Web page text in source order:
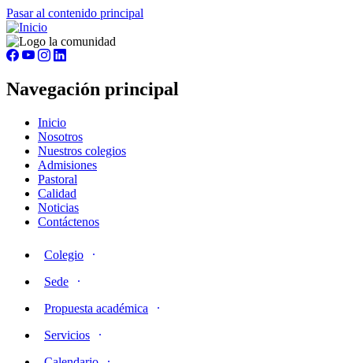
Pasar al contenido principal
Navegación principal
Inicio
Nosotros
Nuestros colegios
Admisiones
Pastoral
Calidad
Noticias
Contáctenos
Colegio
Sede
Propuesta académica
Servicios